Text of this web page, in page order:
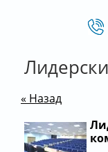
« Назад